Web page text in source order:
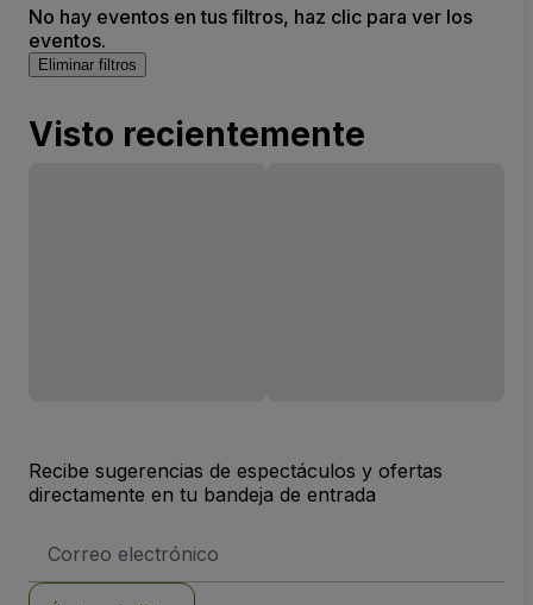
No hay eventos en tus filtros, haz clic para ver los
eventos.
Eliminar filtros
Visto recientemente
Recibe sugerencias de espectáculos y ofertas
directamente en tu bandeja de entrada
de